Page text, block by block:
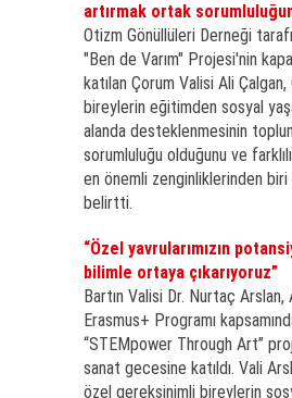
artırmak ortak
Otizm Gönüllüleri Derneği
"Ben de Varım" Projesi'nin
katılan Çorum Valisi Ali
bireylerin eğitimden sosyal
alanda desteklenmesinin
sorumluluğu olduğunu ve
en önemli zenginliklerinden biri
belirtti.
“Özel yavrularımızın
bilimle ortaya çıkarıyoruz”
Bartın Valisi Dr. Nurtaç Arslan,
Erasmus+ Programı
“STEMpower Through Art”
sanat gecesine katıldı. Vali
özel gereksinimli bireylerin